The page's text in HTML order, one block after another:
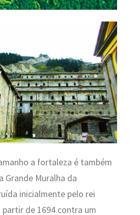
a fortaleza é também
Grande Muralha da
inicialmente pelo rei
partir de 1694 contra um